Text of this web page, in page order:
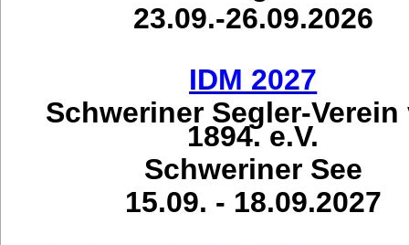
23.09.-26.09.2026
IDM 2027
Schweriner Segler-Verein
1894. e.V.
Schweriner See
15.09. - 18.09.2027